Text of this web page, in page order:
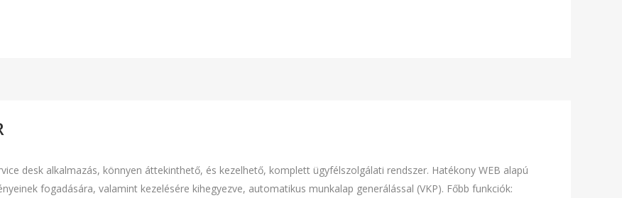
desk alkalmazás, könnyen áttekinthető, és kezelhető, komplett ügyfélszolgálati rendszer. Hatékony WEB alapú
fogadására, valamint kezelésére kihegyezve, automatikus munkalap generálással (VKP). Főbb funkciók: